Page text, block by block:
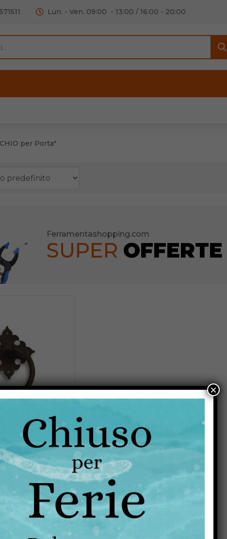
Lun. - Ven. 09:00 - 13:00 / 16:00 - 20:00
Porta
per Porta"
Ferramentashopping.com
SUPER OFFERTE
IN
VECCHIO
Porta
×